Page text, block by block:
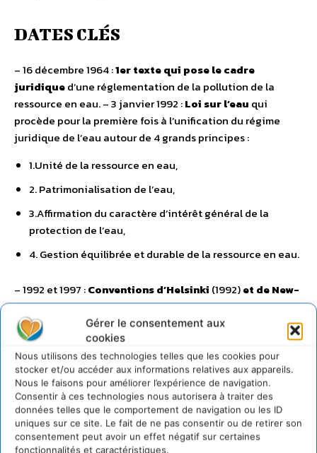
Gérer le consentement aux
cookies
Nous utilisons des technologies telles que les cookies pour
stocker et/ou accéder aux informations relatives aux appareils.
Nous le faisons pour améliorer l’expérience de navigation.
Consentir à ces technologies nous autorisera à traiter des
données telles que le comportement de navigation ou les ID
uniques sur ce site. Le fait de ne pas consentir ou de retirer son
consentement peut avoir un effet négatif sur certaines
fonctionnalités et caractéristiques.
DATES CLÉS
– 16 décembre 1964 :1er texte qui pose le cadre
juridiqued’une réglementation de la pollution de la
ressource en eau. – 3 janvier 1992 :Loi sur l’eau qui
procède pour la première fois à l’unification du régime
juridique de l’eau autour de 4 grands principes :
1.Unité de la ressource en eau,
2. Patrimonialisation de l’eau,
3.Affirmation du caractère d’intérêt général de la
protection de l’eau,
4. Gestion équilibrée et durable de la ressource en eau.
– 1992 et 1997 :Conventions d’Helsinki (1992)et de New-
York(1997) où la France s’engage en faveur d’une gestion
intégrée des ressources en eau comme outil de bonne
gouvernance, – mars 1998 :
internationale sur l’eau et le développement durable à
ParisAdoption d’une déclaration politique appelant à un
« nouvel ordre mondial de l’eau » et reconnaissant le
principe « d’usager-payeur » et de « pollueur payeur », en
présence de 84 pays ouverte par Jacques Chirac – 3
novembre 1998 :Publication de la directive sur l’eau